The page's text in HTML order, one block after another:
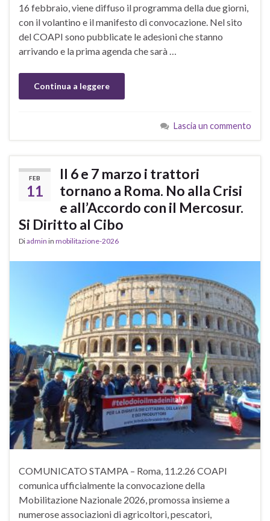
16 febbraio, viene diffuso il programma della due giorni,
con il volantino e il manifesto di convocazione. Nel sito
del COAPI sono pubblicate le adesioni che stanno
arrivando e la prima agenda che sarà …
Continua a leggere
Lascia un commento
FEB
11
Il 6 e 7 marzo i trattori
tornano a Roma. No alla Crisi
e all’Accordo con il Mercosur.
Si Diritto al Cibo
Diadmin in mobilitazione-2026
COMUNICATO STAMPA – Roma, 11.2.26 COAPI
comunica ufficialmente la convocazione della
Mobilitazione Nazionale 2026, promossa insieme a
numerose associazioni di agricoltori, pescatori,